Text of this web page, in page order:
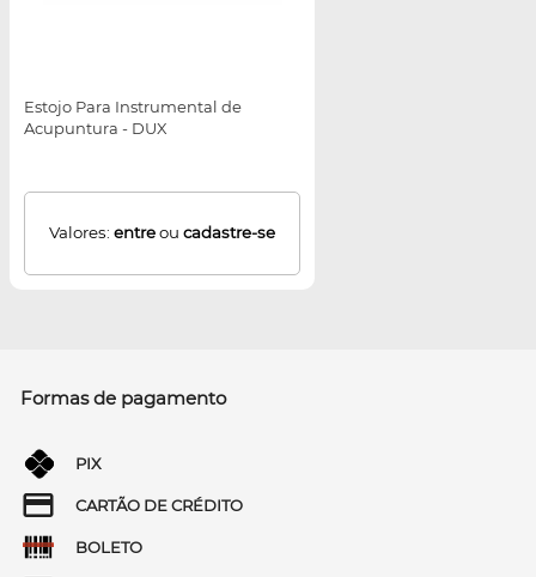
Estojo Para Instrumental de
Acupuntura - DUX
Valores: entreou cadastre-se
Formas de pagamento
PIX
CARTÃO DE CRÉDITO
BOLETO